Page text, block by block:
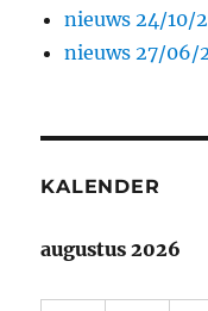
nieuws 24/10/
nieuws 27/06/
KALENDER
augustus 2026